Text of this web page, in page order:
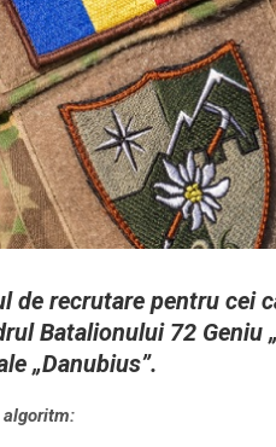
de recrutare pentru cei
Batalionului 72 Geniu
„Danubius”.
algoritm: